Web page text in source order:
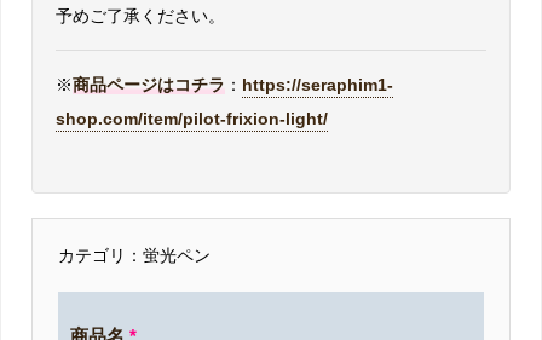
予めご了承ください。
※商品ページはコチラ ： https://seraphim1-
shop.com/item/pilot-frixion-light/
カテゴリ：蛍光ペン
商品名 *